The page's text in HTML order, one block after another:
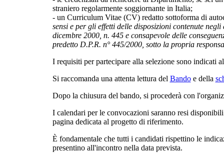
straniero regolarmente soggiornante in Italia;
- un Curriculum Vitae (CV) redatto sottoforma di
sensi e per gli effetti delle disposizioni contenute
dicembre 2000, n. 445 e consapevole delle
predetto D.P.R. n° 445/2000, sotto la propria
I requisiti per partecipare alla selezione sono indicati
Si raccomanda una attenta lettura del Bandoe della
Dopo la chiusura del bando, si procederà con
I calendari per le convocazioni saranno resi
pagina dedicata al progetto di riferimento.
È fondamentale che tutti i candidati rispettino le
presentino all'incontro nella data prevista.